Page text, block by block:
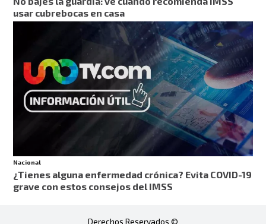
usar cubrebocas en casa
Nacional
¿Tienes alguna enfermedad crónica? Evita COVID-19
grave con estos consejos del IMSS
Derechos Reservados ©